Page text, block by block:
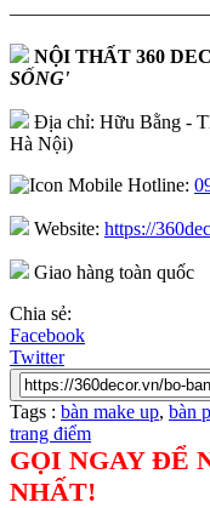
NỘI THẤT 360
SỐNG'
Địa chỉ: Hữu Bằng -
Hà Nội)
Hotline:
Website: https://
Giao hàng toàn quốc
Chia sẻ:
Facebook
Twitter
Tags : bàn make up, bàn
trang điểm
GỌI NGAY ĐỂ
NHẤT!